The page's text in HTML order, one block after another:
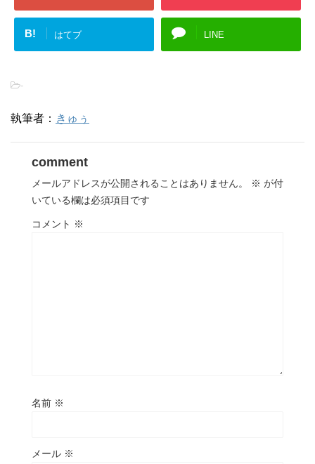
B! はてブ LINE
-
執筆者： きゅぅ
comment
メールアドレスが公開されることはありません。 ※ が付
いている欄は必須項目です
コメント ※
名前 ※
メール ※